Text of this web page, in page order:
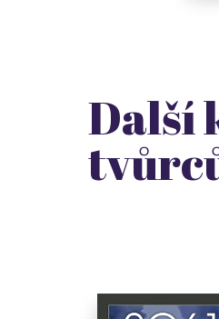
Další